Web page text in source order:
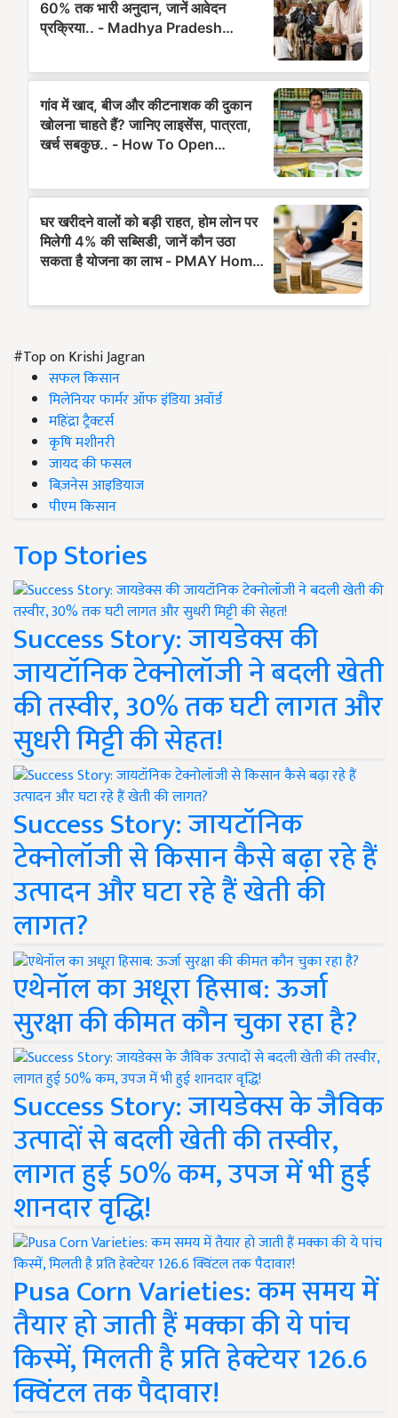
#Top on Krishi Jagran
सफल किसान
मिलेनियर फार्मर ऑफ इंडिया अवॉर्ड
महिंद्रा ट्रैक्टर्स
कृषि मशीनरी
जायद की फसल
बिज़नेस आइडियाज
पीएम किसान
Top Stories
Success Story: जायडेक्स की
जायटॉनिक टेक्नोलॉजी ने बदली खेती
की तस्वीर, 30% तक घटी लागत और
सुधरी मिट्टी की सेहत!
Success Story: जायटॉनिक
टेक्नोलॉजी से किसान कैसे बढ़ा रहे हैं
उत्पादन और घटा रहे हैं खेती की
लागत?
एथेनॉल का अधूरा हिसाब: ऊर्जा
सुरक्षा की कीमत कौन चुका रहा है?
Success Story: जायडेक्स के जैविक
उत्पादों से बदली खेती की तस्वीर,
लागत हुई 50% कम, उपज में भी हुई
शानदार वृद्धि!
Pusa Corn Varieties: कम समय में
तैयार हो जाती हैं मक्का की ये पांच
किस्में, मिलती है प्रति हेक्टेयर 126.6
क्विंटल तक पैदावार!